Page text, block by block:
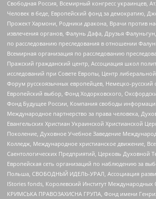
Свободная Россия, Всемирный конгресс украинцев,
Человек в беде, Европейский фонд за демократию,
Прожект Хармони, Родники дракона, Врачи против
извлечения органов, Фалунь Дафа, Друзья
по расследованию преследования в отношении
Всемирная организация по расследованию
Пражский гражданский центр, Ассоциация школ
исследований при Совете Европы, Центр
Форум русскоязычных европейцев, Немецко-русский
Европейский выбор, Фонд Ходорковского,
Фонд Будущее России, Компания свободы
Международное партнерство за права человека,
Евангельских Христиан Украинской Христианской
Поколение, Духовное Учебное Заведение
Колледж, Международное христианское движение,
Саентологических Предприятий, Церковь Духовной
Европейская сеть организаций по наблюдению за
Польша, СВОБОДНЫЙ ИДЕЛЬ-УРАЛ, Ассоциация
IStories fonds, Королевский Институт Международных
КРИМСЬКА ПРАВОЗАХИСНА ГРУПА, Фонд имени